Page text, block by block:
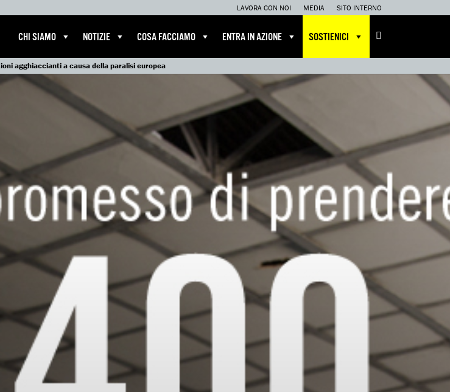
LAVORA CON NOI MEDIA SITO INTERNO
CHI SIAMO NOTIZIE COSA FACCIAMO ENTRA IN AZIONE SOSTIENICI
agghiaccianti a causa della paralisi europea